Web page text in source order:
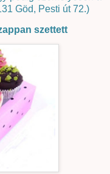
Göd, Pesti út 72.)
szettett